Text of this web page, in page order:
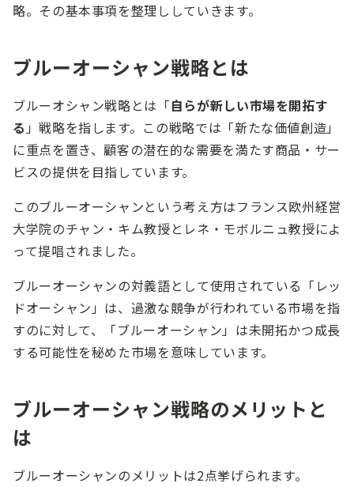
略。その基本事項を整理ししていきます。
ブルーオーシャン戦略とは
ブルーオシャン戦略とは「自らが新しい市場を開拓す
る 」戦略を指します。この戦略では「新たな価値創造」
に重点を置き、顧客の潜在的な需要を満たす商品・サー
ビスの提供を目指しています。
このブルーオーシャンという考え方はフランス欧州経営
大学院のチャン・キム教授とレネ・モボルニュ教授によ
って提唱されました。
ブルーオーシャンの対義語として使用されている「レッ
ドオーシャン」は、過激な競争が行われている市場を指
すのに対して、「ブルーオーシャン」は未開拓かつ成長
する可能性を秘めた市場を意味しています。
ブルーオーシャン戦略のメリットと
は
ブルーオーシャンのメリットは2点挙げられます。